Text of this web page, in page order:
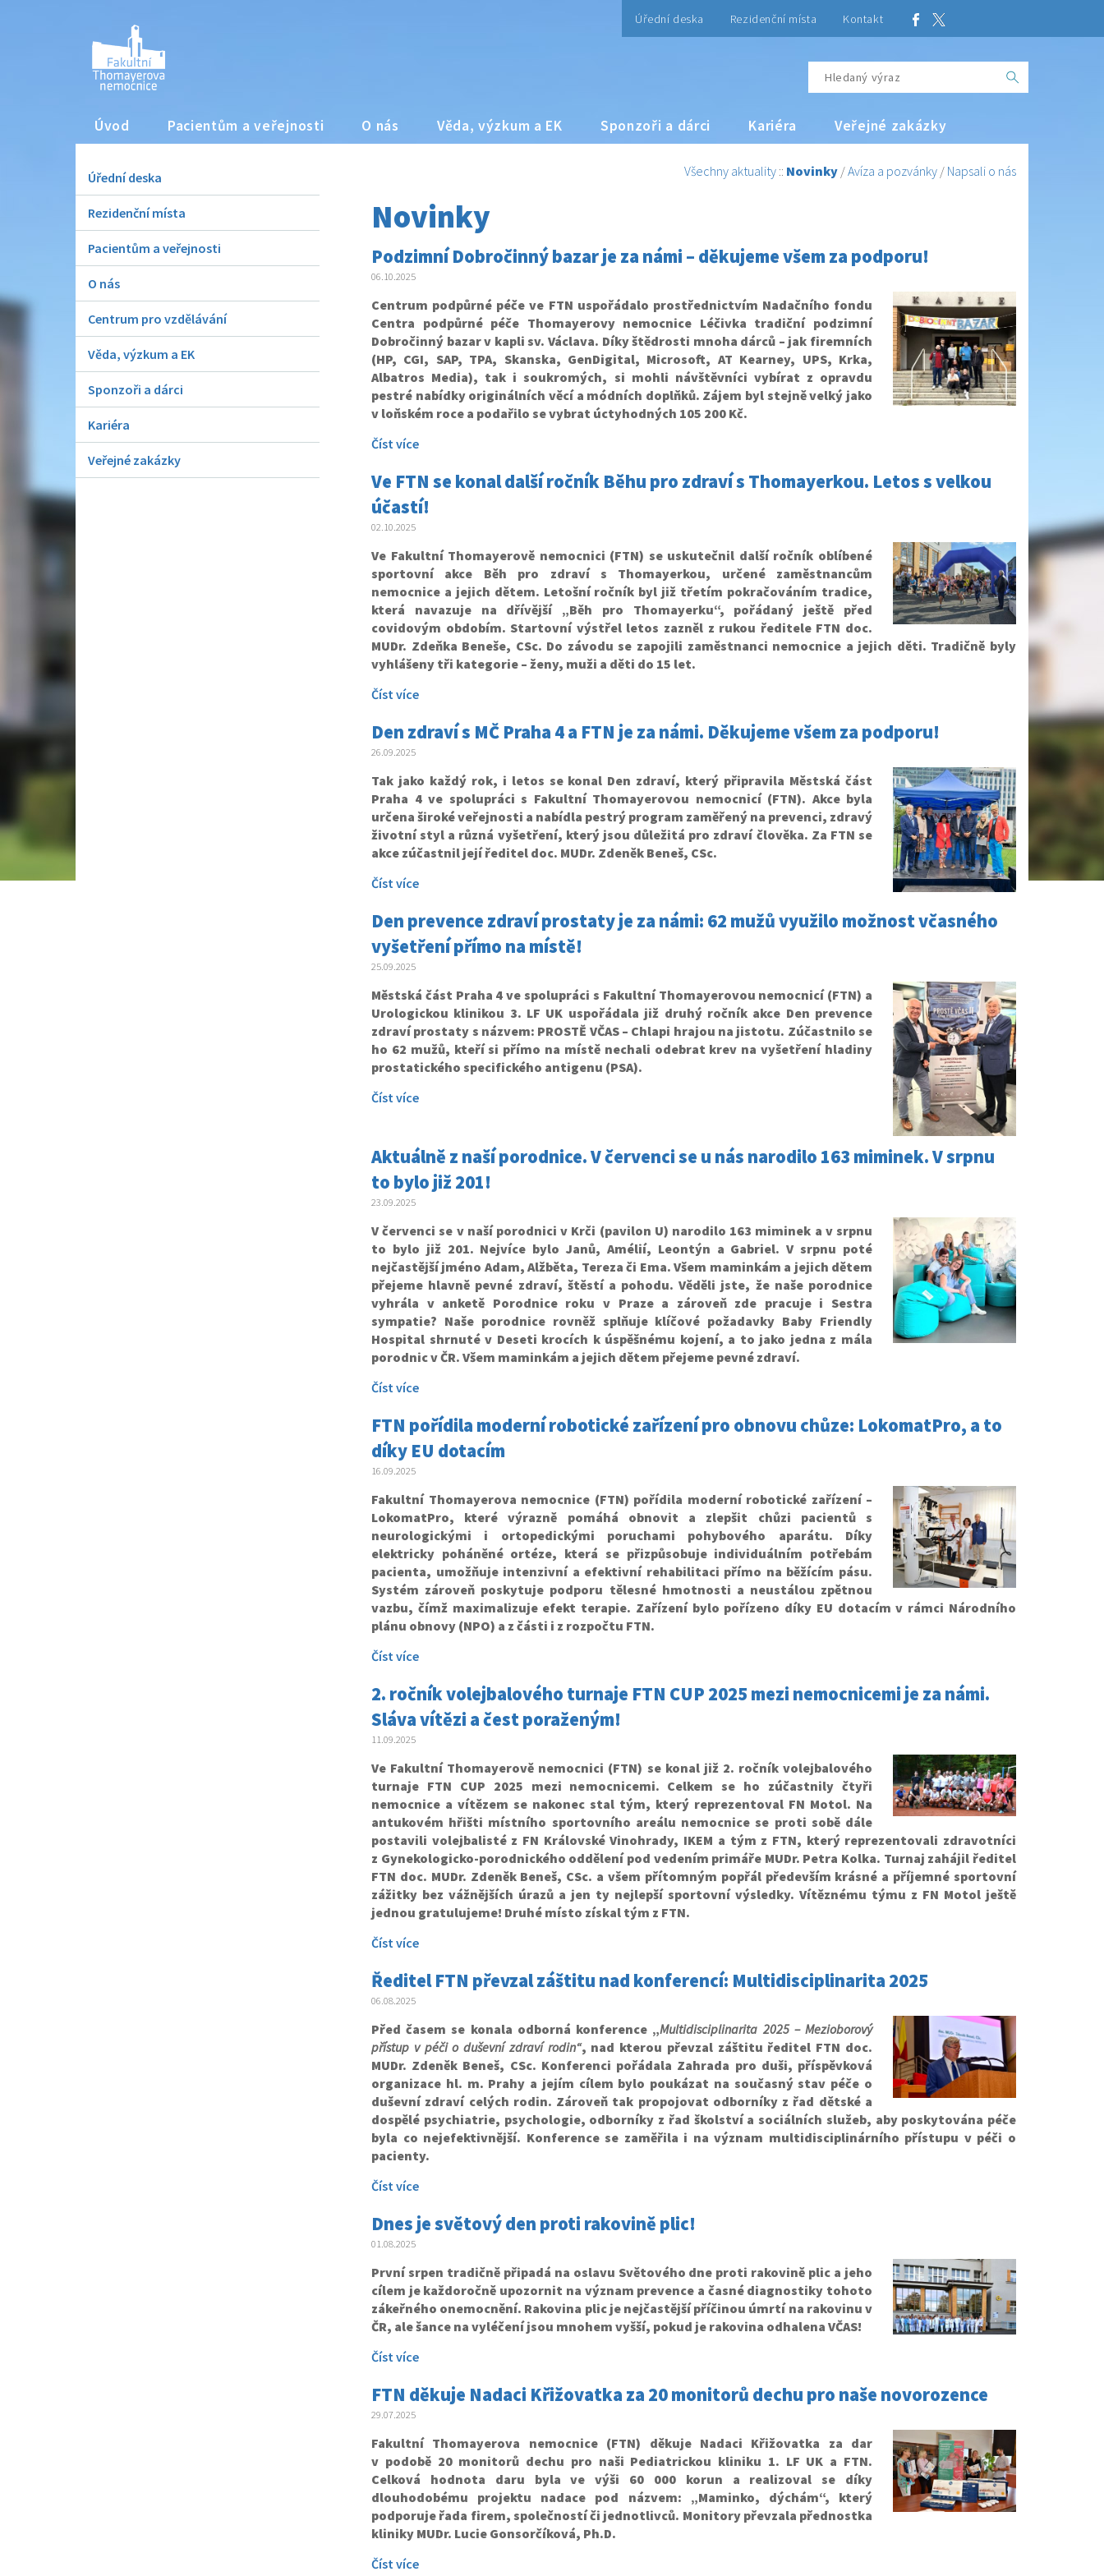
Úřední deska Rezidenční místa Kontakt
Úvod Pacientům a veřejnosti O nás Věda, výzkum a EK Sponzoři a dárci Kariéra Veřejné zakázky
Úřední deska
Rezidenční místa
Pacientům a veřejnosti
O nás
Centrum pro vzdělávání
Věda, výzkum a EK
Sponzoři a dárci
Kariéra
Veřejné zakázky
Všechny aktuality :: Novinky /Avíza a pozvánky / Napsali o nás
Novinky
Podzimní Dobročinný bazar je za námi – děkujeme všem za podporu!
06.10.2025
Centrum podpůrné péče ve FTN uspořádalo prostřednictvím Nadačního fondu
Centra podpůrné péče Thomayerovy nemocnice Léčivka tradiční podzimní
Dobročinný bazar v kapli sv. Václava. Díky štědrosti mnoha dárců – jak firemních
(HP, CGI, SAP, TPA, Skanska, GenDigital, Microsoft, AT Kearney, UPS, Krka,
Albatros Media), tak i soukromých, si mohli návštěvníci vybírat z opravdu
pestré nabídky originálních věcí a módních doplňků. Zájem byl stejně velký jako
v loňském roce a podařilo se vybrat úctyhodných 105 200 Kč.
Číst více
Ve FTN se konal další ročník Běhu pro zdraví s Thomayerkou. Letos s velkou
účastí!
02.10.2025
Ve Fakultní Thomayerově nemocnici (FTN) se uskutečnil další ročník oblíbené
sportovní akce Běh pro zdraví s Thomayerkou, určené zaměstnancům
nemocnice a jejich dětem. Letošní ročník byl již třetím pokračováním tradice,
která navazuje na dřívější „Běh pro Thomayerku“, pořádaný ještě před
covidovým obdobím. Startovní výstřel letos zazněl z rukou ředitele FTN doc.
MUDr. Zdeňka Beneše, CSc. Do závodu se zapojili zaměstnanci nemocnice a jejich děti. Tradičně byly
vyhlášeny tři kategorie – ženy, muži a děti do 15 let.
Číst více
Den zdraví s MČ Praha 4 a FTN je za námi. Děkujeme všem za podporu!
26.09.2025
Tak jako každý rok, i letos se konal Den zdraví, který připravila Městská část
Praha 4 ve spolupráci s Fakultní Thomayerovou nemocnicí (FTN). Akce byla
určena široké veřejnosti a nabídla pestrý program zaměřený na prevenci, zdravý
životní styl a různá vyšetření, který jsou důležitá pro zdraví člověka. Za FTN se
akce zúčastnil její ředitel doc. MUDr. Zdeněk Beneš, CSc.
Číst více
Den prevence zdraví prostaty je za námi: 62 mužů využilo možnost včasného
vyšetření přímo na místě!
25.09.2025
Městská část Praha 4 ve spolupráci s Fakultní Thomayerovou nemocnicí (FTN) a
Urologickou klinikou 3. LF UK uspořádala již druhý ročník akce Den prevence
zdraví prostaty s názvem: PROSTĚ VČAS – Chlapi hrajou na jistotu. Zúčastnilo se
ho 62 mužů, kteří si přímo na místě nechali odebrat krev na vyšetření hladiny
prostatického specifického antigenu (PSA).
Číst více
Aktuálně z naší porodnice. V červenci se u nás narodilo 163 miminek. V srpnu
to bylo již 201!
23.09.2025
V červenci se v naší porodnici v Krči (pavilon U) narodilo 163 miminek a v srpnu
to bylo již 201. Nejvíce bylo Janů, Amélií, Leontýn a Gabriel. V srpnu poté
nejčastější jméno Adam, Alžběta, Tereza či Ema. Všem maminkám a jejich dětem
přejeme hlavně pevné zdraví, štěstí a pohodu. Věděli jste, že naše porodnice
vyhrála v anketě Porodnice roku v Praze a zároveň zde pracuje i Sestra
sympatie? Naše porodnice rovněž splňuje klíčové požadavky Baby Friendly
Hospital shrnuté v Deseti krocích k úspěšnému kojení, a to jako jedna z mála
porodnic v ČR. Všem maminkám a jejich dětem přejeme pevné zdraví.
Číst více
FTN pořídila moderní robotické zařízení pro obnovu chůze: LokomatPro, a to
díky EU dotacím
16.09.2025
Fakultní Thomayerova nemocnice (FTN) pořídila moderní robotické zařízení –
LokomatPro, které výrazně pomáhá obnovit a zlepšit chůzi pacientů s
neurologickými i ortopedickými poruchami pohybového aparátu. Díky
elektricky poháněné ortéze, která se přizpůsobuje individuálním potřebám
pacienta, umožňuje intenzivní a efektivní rehabilitaci přímo na běžícím pásu.
Systém zároveň poskytuje podporu tělesné hmotnosti a neustálou zpětnou
vazbu, čímž maximalizuje efekt terapie. Zařízení bylo pořízeno díky EU dotacím v rámci Národního
plánu obnovy (NPO) a z části i z rozpočtu FTN.
Číst více
2. ročník volejbalového turnaje FTN CUP 2025 mezi nemocnicemi je za námi.
Sláva vítězi a čest poraženým!
11.09.2025
Ve Fakultní Thomayerově nemocnici (FTN) se konal již 2. ročník volejbalového
turnaje FTN CUP 2025 mezi nemocnicemi. Celkem se ho zúčastnily čtyři
nemocnice a vítězem se nakonec stal tým, který reprezentoval FN Motol. Na
antukovém hřišti místního sportovního areálu nemocnice se proti sobě dále
postavili volejbalisté z FN Královské Vinohrady, IKEM a tým z FTN, který reprezentovali zdravotníci
z Gynekologicko-porodnického oddělení pod vedením primáře MUDr. Petra Kolka. Turnaj zahájil ředitel
FTN doc. MUDr. Zdeněk Beneš, CSc. a všem přítomným popřál především krásné a příjemné sportovní
zážitky bez vážnějších úrazů a jen ty nejlepší sportovní výsledky. Vítěznému týmu z FN Motol ještě
jednou gratulujeme! Druhé místo získal tým z FTN.
Číst více
Ředitel FTN převzal záštitu nad konferencí: Multidisciplinarita 2025
06.08.2025
Před časem se konala odborná konference „Multidisciplinarita 2025 – Mezioborový
přístup v péči o duševní zdraví rodin“, nad kterou převzal záštitu ředitel FTN doc.
MUDr. Zdeněk Beneš, CSc. Konferenci pořádala Zahrada pro duši, příspěvková
organizace hl. m. Prahy a jejím cílem bylo poukázat na současný stav péče o
duševní zdraví celých rodin. Zároveň tak propojovat odborníky z řad dětské a
dospělé psychiatrie, psychologie, odborníky z řad školství a sociálních služeb, aby poskytována péče
byla co nejefektivnější. Konference se zaměřila i na význam multidisciplinárního přístupu v péči o
pacienty.
Číst více
Dnes je světový den proti rakovině plic!
01.08.2025
První srpen tradičně připadá na oslavu Světového dne proti rakovině plic a jeho
cílem je každoročně upozornit na význam prevence a časné diagnostiky tohoto
zákeřného onemocnění. Rakovina plic je nejčastější příčinou úmrtí na rakovinu v
ČR, ale šance na vyléčení jsou mnohem vyšší, pokud je rakovina odhalena VČAS!
Číst více
FTN děkuje Nadaci Křižovatka za 20 monitorů dechu pro naše novorozence
29.07.2025
Fakultní Thomayerova nemocnice (FTN) děkuje Nadaci Křižovatka za dar
v podobě 20 monitorů dechu pro naši Pediatrickou kliniku 1. LF UK a FTN.
Celková hodnota daru byla ve výši 60 000 korun a realizoval se díky
dlouhodobému projektu nadace pod názvem: „Maminko, dýchám“, který
podporuje řada firem, společností či jednotlivců. Monitory převzala přednostka
kliniky MUDr. Lucie Gonsorčíková, Ph.D.
Číst více